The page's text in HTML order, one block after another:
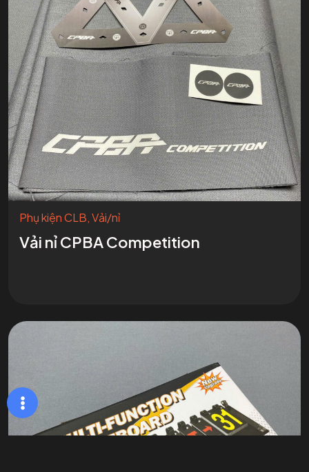
Phụ kiện CLB,Vải/nỉ
Vải nỉ CPBA Competition
Booking show
Hoàng sao
©2024 Hoàng Sao, All Rights Reserved.